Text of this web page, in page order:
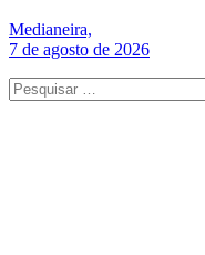
Medianeira,
7 de agosto de 2026